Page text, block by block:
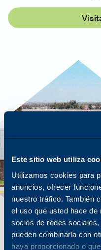
Este sitio web utiliza
Utilizamos cookies para
anuncios, ofrecer
nuestro tráfico. También
el uso que usted hace
socios de redes
pueden combinarla con
haya proporcionado o